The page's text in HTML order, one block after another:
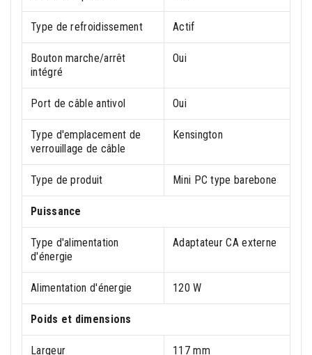
Type de refroidissement Actif
Bouton marche/arrêt
intégré
Oui
Port de câble antivol Oui
Type d'emplacement de
verrouillage de câble
Kensington
Type de produit Mini PC type barebone
Puissance
Type d'alimentation
d'énergie
Adaptateur CA externe
Alimentation d'énergie 120 W
Poids et dimensions
Largeur 117 mm